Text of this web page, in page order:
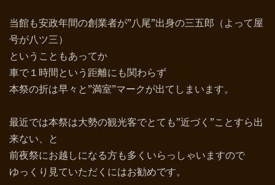
当館も安政年間の創業者が”八尾”出身の三五郎（よって屋
号が八ツ三）
ということもあってか
車で１時間という距離にも関わらず
本祭の折は早々と”満室”マークが出てしまいます。
最近では本祭は大勢の観光客でとても”近づく”ことすら出
来ない、と
前夜祭にお越しになる方も多くいらっしゃいますので
ゆっくり見ていただくにはお勧めです。